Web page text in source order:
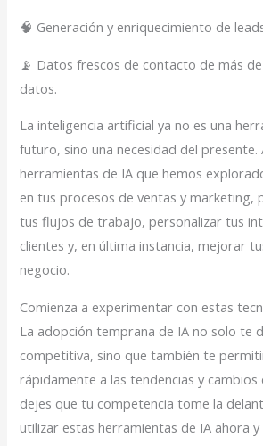
🧠 Generación y enriquecimiento de
📡 Datos frescos de contacto de más
datos.
La inteligencia artificial ya no es una
futuro, sino una necesidad del presente.
herramientas de IA que hemos
en tus procesos de ventas y marketing,
tus flujos de trabajo, personalizar tus
clientes y, en última instancia, mejorar
negocio.
Comienza a experimentar con estas
La adopción temprana de IA no solo te
competitiva, sino que también te
rápidamente a las tendencias y
dejes que tu competencia tome la
utilizar estas herramientas de IA ahora y